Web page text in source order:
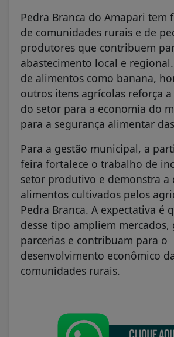
Pedra Branca do Amapari tem
de comunidades rurais e de
produtores que contribuem
abastecimento local e
de alimentos como banana,
outros itens agrícolas reforça
do setor para a economia do
para a segurança alimentar
Para a gestão municipal, a
feira fortalece o trabalho de
setor produtivo e demonstra a
alimentos cultivados pelos
Pedra Branca. A expectativa é
desse tipo ampliem mercados,
parcerias e contribuam para o
desenvolvimento econômico
comunidades rurais.